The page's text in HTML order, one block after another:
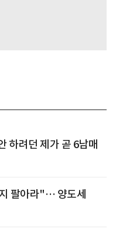
하려던 제가 곧 6남매
팔아라"… 양도세